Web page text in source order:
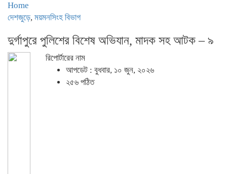
Home
দেশজুড়ে, ময়মনসিংহ বিভাগ
দুর্গাপুরে পুলিশের বিশেষ অভিযান, মাদক সহ আটক – ৯
রিপোর্টারের নাম
আপডেট : বুধবার, ১০ জুন, ২০২৬
২৫৬ পঠিত